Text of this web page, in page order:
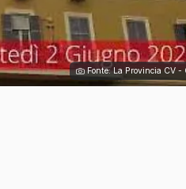
Fonte: La Provincia CV -